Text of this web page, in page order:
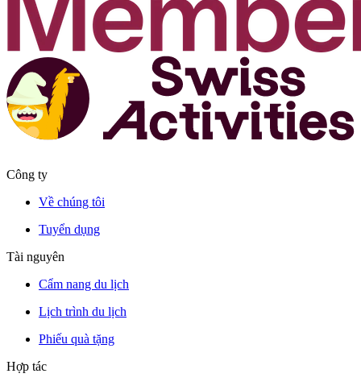
Công ty
Về chúng tôi
Tuyển dụng
Tài nguyên
Cẩm nang du lịch
Lịch trình du lịch
Phiếu quà tặng
Hợp tác